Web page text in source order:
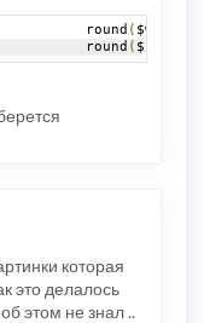
array(
				round
($width
				round
( $width
				round
( $height
которая
это делалось
этом не знал ..